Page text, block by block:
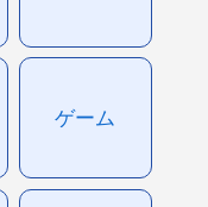
ゲーム